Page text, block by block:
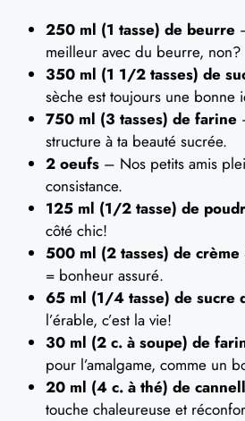
250 ml (1 tasse) de beurre
meilleur avec du beurre, non?
350 ml (1 1/2 tasses) de
sèche est toujours une bonne
750 ml (3 tasses) de farine
structure à ta beauté sucrée.
2 oeufs – Nos petits amis
consistance.
125 ml (1/2 tasse) de
côté chic!
500 ml (2 tasses) de
= bonheur assuré.
65 ml (1/4 tasse) de sucre
l’érable, c’est la vie!
30 ml (2 c. à soupe) de
pour l’amalgame, comme un
20 ml (4 c. à thé) de
touche chaleureuse et